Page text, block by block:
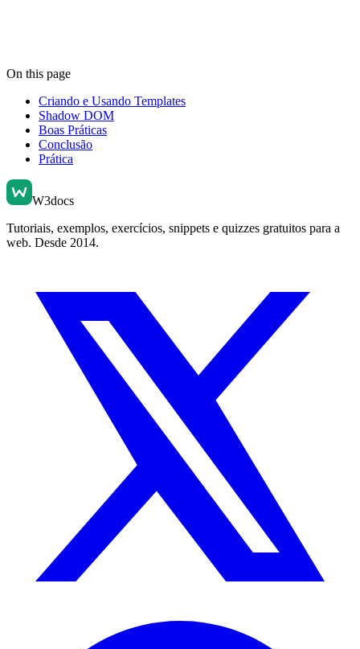
On this page
Criando e Usando Templates
Shadow DOM
Boas Práticas
Conclusão
Prática
W3docs
Tutoriais, exemplos, exercícios, snippets e quizzes gratuitos para a
web. Desde 2014.